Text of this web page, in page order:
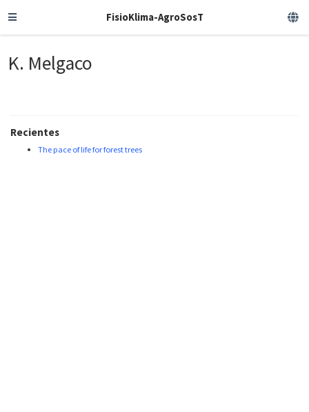
FisioKlima-AgroSosT
K. Melgaco
Recientes
The pace of life for forest trees